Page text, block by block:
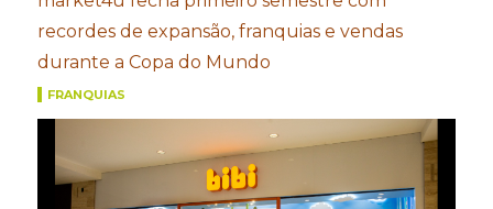
recordes de expansão, franquias e vendas
durante a Copa do Mundo
FRANQUIAS